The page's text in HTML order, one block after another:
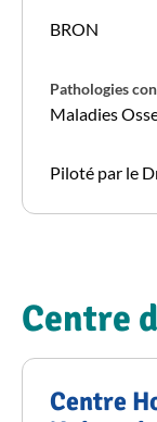
BRON
Pathologies
Maladies
Piloté par le
Centre
Centre